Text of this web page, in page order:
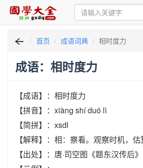
首页 成语词典 相时度力
成语：相时度力
【成语】：相时度力
【拼音】：xiàng shí duó lì
【简拼】：xsdl
【解释】：相：察看。观察时机，估
【出处】：唐·司空图《题东汉传后